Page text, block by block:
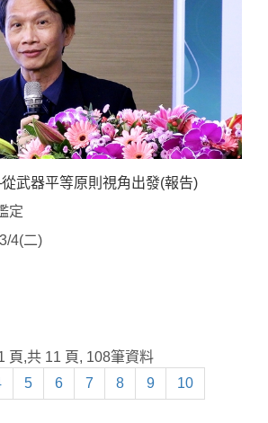
武器平等原則視角出發(報告)
定
4(二)
頁,共 11 頁, 108筆資料
5 6 7 8 9 10